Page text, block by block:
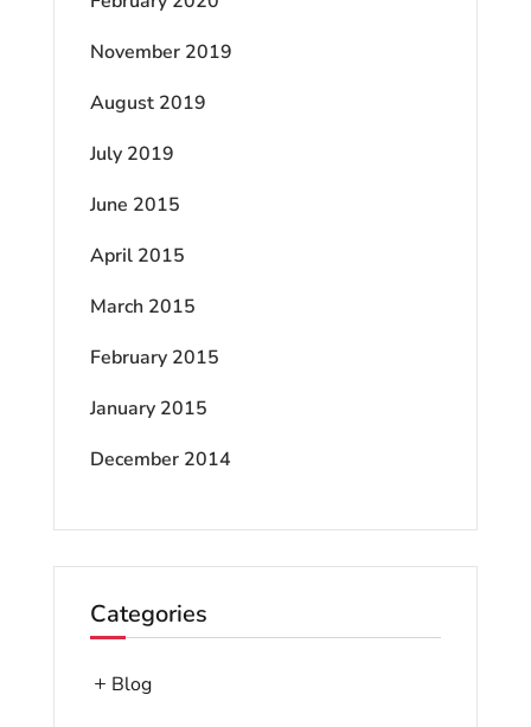
November 2019
August 2019
July 2019
June 2015
April 2015
March 2015
February 2015
January 2015
December 2014
Categories
Blog